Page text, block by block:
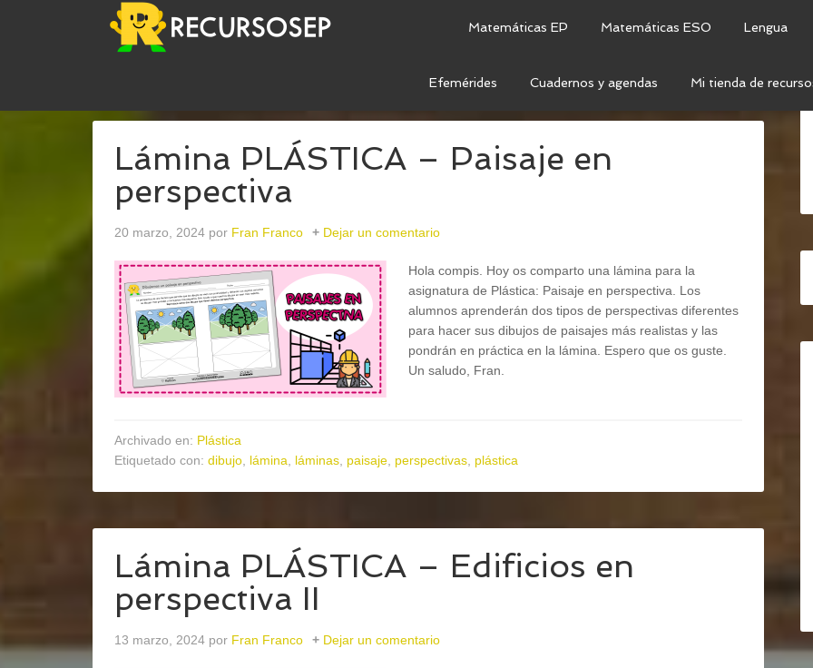
Matemáticas EP Matemáticas ESO Lengua
Efemérides Cuadernos y agendas Mi tienda de
Lámina PLÁSTICA – Paisaje en
perspectiva
20 marzo, 2024 por Fran Franco Dejar un comentario
Hola compis. Hoy os comparto una lámina para la
asignatura de Plástica: Paisaje en perspectiva. Los
alumnos aprenderán dos tipos de perspectivas diferentes
para hacer sus dibujos de paisajes más realistas y las
pondrán en práctica en la lámina. Espero que os guste.
Un saludo, Fran.
Archivado en: Plástica
Etiquetado con: dibujo lámina láminas paisaje perspectivas plástica
Lámina PLÁSTICA – Edificios en
perspectiva II
13 marzo, 2024 por Fran Franco Dejar un comentario